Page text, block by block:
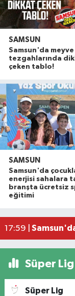
SAMSUN
Samsun'da meyve
tezgahlarında
çeken tablo!
SAMSUN
Samsun'da
enerjisi sahalara
branşta ücretsiz
eğitimi
22:58 |İller Arası
22:36 |
19:59 |
17:59 |
Süper
Süper Lig